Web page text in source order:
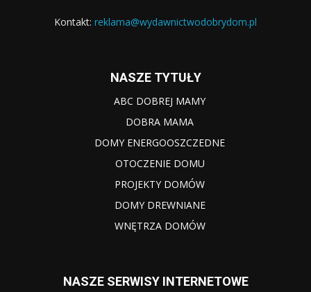
Kontakt: reklama@wydawnictwodobrydom.pl
NASZE TYTUŁY
ABC DOBREJ MAMY
DOBRA MAMA
DOMY ENERGOOSZCZEDNE
OTOCZENIE DOMU
PROJEKTY DOMÓW
DOMY DREWNIANE
WNĘTRZA DOMÓW
NASZE SERWISY INTERNETOWE